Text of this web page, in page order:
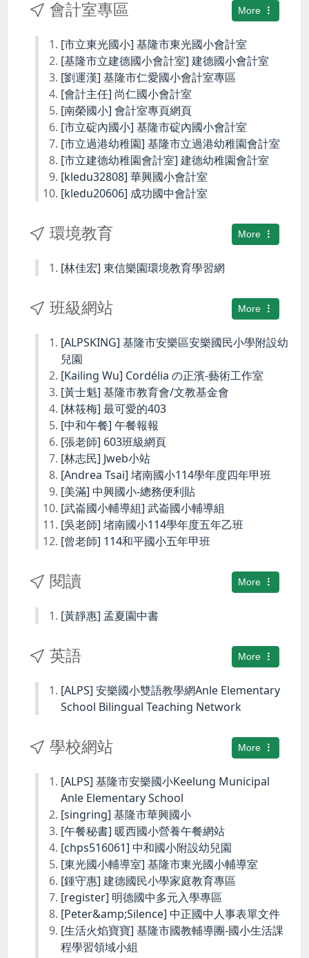
More
會計室專區
[市立東光國小] 基隆市東光國小會計室
[基隆市立建德國小會計室] 建德國小會計室
[劉運漢] 基隆市仁愛國小會計室專區
[會計主任] 尚仁國小會計室
[南榮國小] 會計室專頁網頁
[市立碇內國小] 基隆市碇內國小會計室
[市立過港幼稚園] 基隆市立過港幼稚園會計室
[市立建德幼稚園會計室] 建德幼稚園會計室
[kledu32808] 華興國小會計室
[kledu20606] 成功國中會計室
More
環境教育
[林佳宏] 東信樂園環境教育學習網
More
班級網站
[ALPSKING] 基隆市安樂區安樂國民小學附設幼
兒園
[Kailing Wu] Cordélia の正濱-藝術工作室
[黃士魁] 基隆市教育會/文教基金會
[林筱梅] 最可愛的403
[中和午餐] 午餐報報
[張老師] 603班級網頁
[林志民] Jweb小站
[Andrea Tsai] 堵南國小114學年度四年甲班
[美滿] 中興國小-總務便利貼
[武崙國小輔導組] 武崙國小輔導組
[吳老師] 堵南國小114學年度五年乙班
[曾老師] 114和平國小五年甲班
More
閱讀
[黃靜惠] 孟夏園中書
More
英語
[ALPS] 安樂國小雙語教學網Anle Elementary
School Bilingual Teaching Network
More
學校網站
[ALPS] 基隆市安樂國小Keelung Municipal
Anle Elementary School
[singring] 基隆市華興國小
[午餐秘書] 暖西國小營養午餐網站
[chps516061] 中和國小附設幼兒園
[東光國小輔導室] 基隆市東光國小輔導室
[鍾守惠] 建德國民小學家庭教育專區
[register] 明德國中多元入學專區
[Peter&amp;Silence] 中正國中人事表單文件
[生活火焰寶寶] 基隆市國教輔導團-國小生活課
程學習領域小組